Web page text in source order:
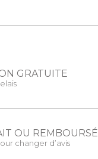
GRATUITE
OU REMBOURSÉ
changer d’avis